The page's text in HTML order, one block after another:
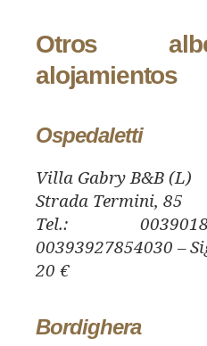
Otros
alojamientos
Ospedaletti
Villa Gabry B&B (L)
Strada Termini, 85
Tel.:
00393927854030 –
20 €
Bordighera